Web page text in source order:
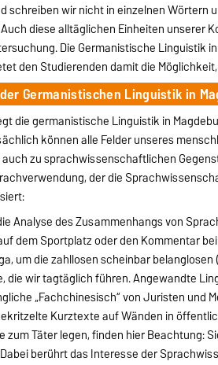
schreiben wir nicht in einzelnen Wörtern
diese alltäglichen Einheiten unserer
Die Germanistische Linguistik
den Studierenden damit die
Germanistischen Linguistik in
die germanistische Linguistik in
können alle Felder unseres
zu sprachwissenschaftlichen
der die
Analyse des Zusammenhangs von
dem Sportplatz oder den Kommentar
um die zahllosen scheinbar
die wir tagtäglich führen. Angewandte
„Fachchinesisch“ von Juristen und
Kurztexte auf Wänden in
zum Täter legen, finden hier Beachtung:
berührt das Interesse der